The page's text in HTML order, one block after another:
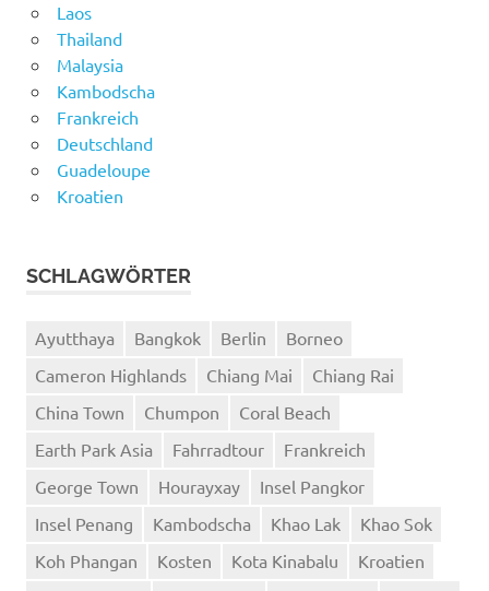
Laos
Thailand
Malaysia
Kambodscha
Frankreich
Deutschland
Guadeloupe
Kroatien
SCHLAGWÖRTER
Ayutthaya Bangkok Berlin
Borneo
Cameron Highlands
Chiang Mai
Chiang Rai
China Town
Chumpon
Coral Beach
Earth Park Asia
Fahrradtour
Frankreich
George Town
Hourayxay
Insel Pangkor
Insel Penang
Kambodscha Khao Lak
Khao Sok
Koh Phangan
Kosten Kota Kinabalu
Kroatien